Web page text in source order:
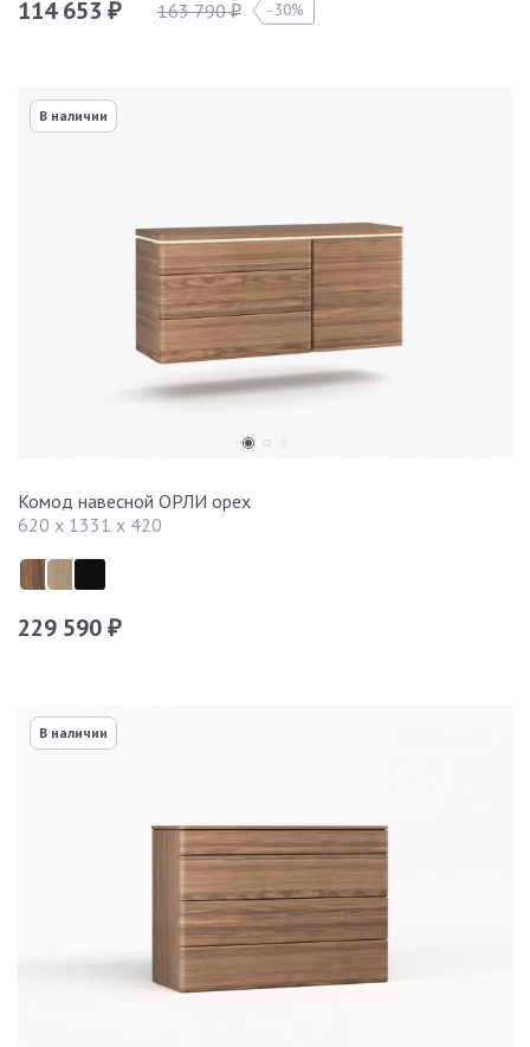
114 653 ₽ 163 790₽ 30%
В наличии
Комод навесной ОРЛИ орех
620 x 1331 x 420
229 590 ₽
В наличии